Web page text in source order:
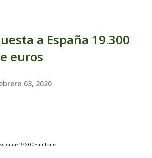
a España 19.300
euros
03, 2020